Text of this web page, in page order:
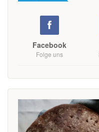
Facebook
Folge uns